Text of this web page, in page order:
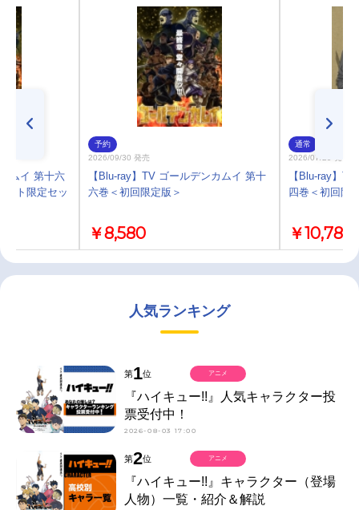
ムイ 第十六
イト限定セッ
予約
2026/09/30 発売
【Blu-ray】TV ゴールデンカムイ 第十
六巻＜初回限定版＞
￥8,580
通常
2026/07/29 発売
【Blu-ray】
四巻＜初回限
￥10,780
人気ランキング
第1位
『ハイキュー!!』人気キャラクター投
票受付中！
2026-08-03 17:00
アニメ
第2位
『ハイキュー!!』キャラクター（登場
人物）一覧・紹介＆解説
アニメ